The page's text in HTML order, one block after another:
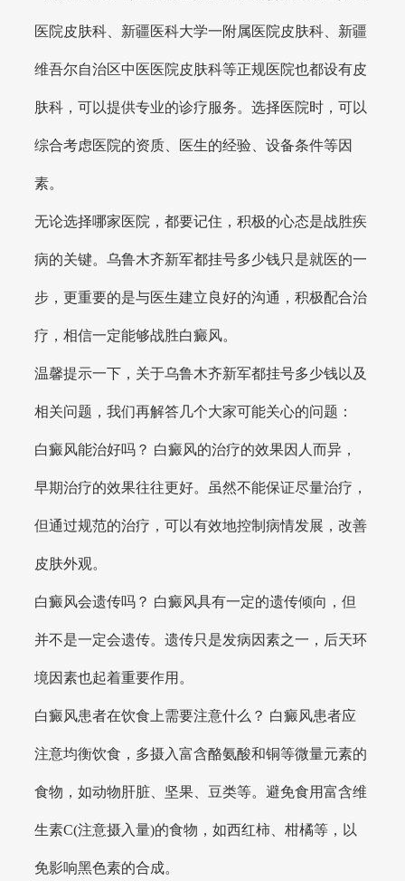
医院皮肤科、新疆医科大学一附属医院皮肤科、新疆
维吾尔自治区中医医院皮肤科等正规医院也都设有皮
肤科，可以提供专业的诊疗服务。选择医院时，可以
综合考虑医院的资质、医生的经验、设备条件等因
素。
无论选择哪家医院，都要记住，积极的心态是战胜疾
病的关键。乌鲁木齐新军都挂号多少钱只是就医的一
步，更重要的是与医生建立良好的沟通，积极配合治
疗，相信一定能够战胜白癜风。
温馨提示一下，关于乌鲁木齐新军都挂号多少钱以及
相关问题，我们再解答几个大家可能关心的问题：
白癜风能治好吗？ 白癜风的治疗的效果因人而异，
早期治疗的效果往往更好。虽然不能保证尽量治疗，
但通过规范的治疗，可以有效地控制病情发展，改善
皮肤外观。
白癜风会遗传吗？ 白癜风具有一定的遗传倾向，但
并不是一定会遗传。遗传只是发病因素之一，后天环
境因素也起着重要作用。
白癜风患者在饮食上需要注意什么？ 白癜风患者应
注意均衡饮食，多摄入富含酪氨酸和铜等微量元素的
食物，如动物肝脏、坚果、豆类等。避免食用富含维
生素C(注意摄入量)的食物，如西红柿、柑橘等，以
免影响黑色素的合成。